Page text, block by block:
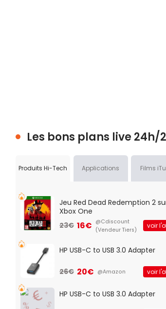
Les bons plans live 24h/
Produits Hi-Tech Applications Films
Jeu Red Dead Redemption 2
Xbox One
23€ 16€ @Cdiscount
(Vendeur Tiers)
voir
HP USB-C to USB 3.0 Adapter
26€ 20€ @Amazon voir
HP USB-C to USB 3.0 Adapter